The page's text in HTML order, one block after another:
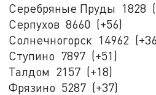
Серебряные Пруды 1828
Серпухов 8660 (+56)
Солнечногорск 14962
Ступино 7897 (+51)
Талдом 2157 (+18)
Фрязино 5287 (+37)